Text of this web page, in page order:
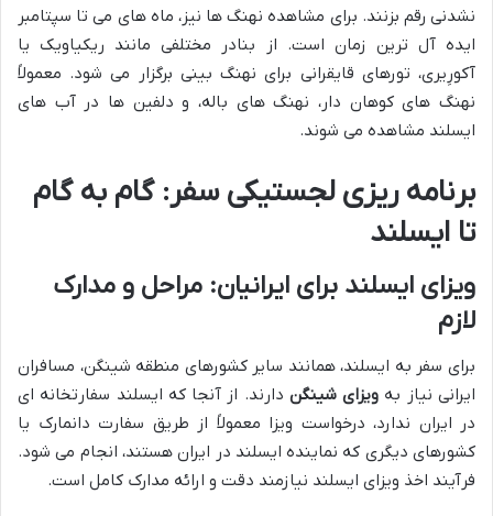
نشدنی رقم بزنند. برای مشاهده نهنگ ها نیز، ماه های می تا سپتامبر
ایده آل ترین زمان است. از بنادر مختلفی مانند ریکیاویک یا
آکورِیری، تورهای قایقرانی برای نهنگ بینی برگزار می شود. معمولاً
نهنگ های کوهان دار، نهنگ های باله، و دلفین ها در آب های
ایسلند مشاهده می شوند.
برنامه ریزی لجستیکی سفر: گام به گام
تا ایسلند
ویزای ایسلند برای ایرانیان: مراحل و مدارک
لازم
برای سفر به ایسلند، همانند سایر کشورهای منطقه شینگن، مسافران
ایرانی نیاز به ویزای شینگن دارند. از آنجا که ایسلند سفارتخانه ای
در ایران ندارد، درخواست ویزا معمولاً از طریق سفارت دانمارک یا
کشورهای دیگری که نماینده ایسلند در ایران هستند، انجام می شود.
فرآیند اخذ ویزای ایسلند نیازمند دقت و ارائه مدارک کامل است.